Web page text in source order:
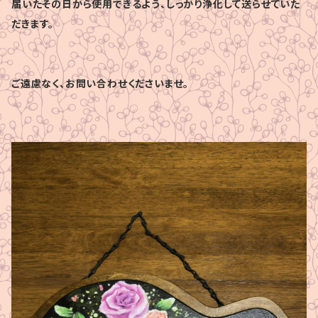
届いたその日から使用できるよう、しっかり浄化して送らせていた
だきます。
ご遠慮なく、お問い合わせくださいませ。